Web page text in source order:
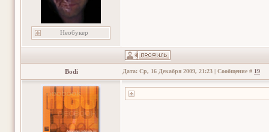
Необукер
Bodi Дата: Ср, 16 Декабря 2009, 21:23 | Сообщение # 19